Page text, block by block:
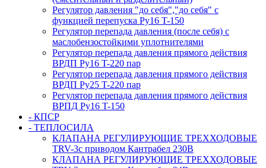
Регулятор давления "до себя","до себя" с
функцией перепуска Ру16 T-150
Регулятор перепада давления (после себя) c
маслобензостойкими уплотнителями
Регулятор перепада давления прямого действия
ВРДП Ру16 T-220 пар
Регулятор перепада давления прямого действия
ВРДП Ру25 T-220 пар
Регулятор перепада давления прямого действия
ВРПД Ру16 T-150
- КПСР
- ТЕПЛОСИЛА
КЛАПАНА РЕГУЛИРУЮЩИЕ ТРЕХХОДОВЫЕ
TRV-3с приводом Кантрабел 230B
КЛАПАНА РЕГУЛИРУЮЩИЕ ТРЕХХОДОВЫЕ